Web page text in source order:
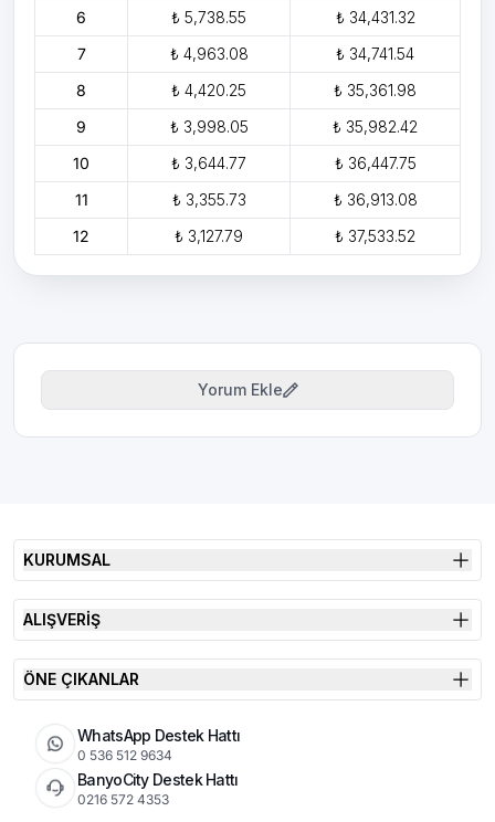
6
₺ 5,738.55
₺ 34,431.32
7
₺ 4,963.08
₺ 34,741.54
8
₺ 4,420.25
₺ 35,361.98
9
₺ 3,998.05
₺ 35,982.42
10
₺ 3,644.77
₺ 36,447.75
11
₺ 3,355.73
₺ 36,913.08
12
₺ 3,127.79 ₺ 37,533.52
Yorum Ekle
KURUMSAL
ALIŞVERİŞ
ÖNE ÇIKANLAR
WhatsApp Destek Hattı
0 536 512 9634
BanyoCity Destek Hattı
0216 572 4353